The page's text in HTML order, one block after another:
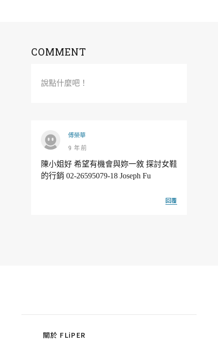
COMMENT
說點什麼吧！
傅榮華
9 年前
陳小姐好 希望有機會與妳一敘 探討女鞋
的行銷 02-26595079-18 Joseph Fu
回覆
關於 FLiPER